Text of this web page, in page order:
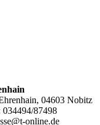
04603 Nobitz
034494/87498
online.de